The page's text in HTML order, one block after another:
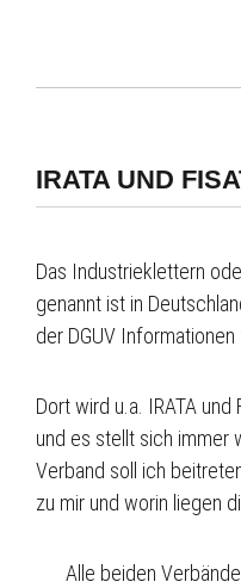
IRATA UND
Das Industrieklettern
genannt ist in
der DGUV
Dort wird u.a. IRATA
und es stellt sich immer
Verband soll ich
zu mir und worin liegen
Alle beiden